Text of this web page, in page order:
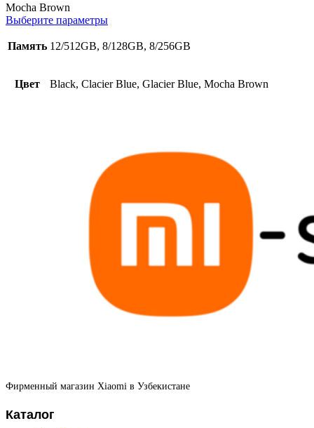
Mocha Brown
Выберите параметры
Память 12/512GB, 8/128GB, 8/256GB
Цвет Black, Clacier Blue, Glacier Blue, Mocha Brown
Фирменный магазин Xiaomi в Узбекистане
Каталог